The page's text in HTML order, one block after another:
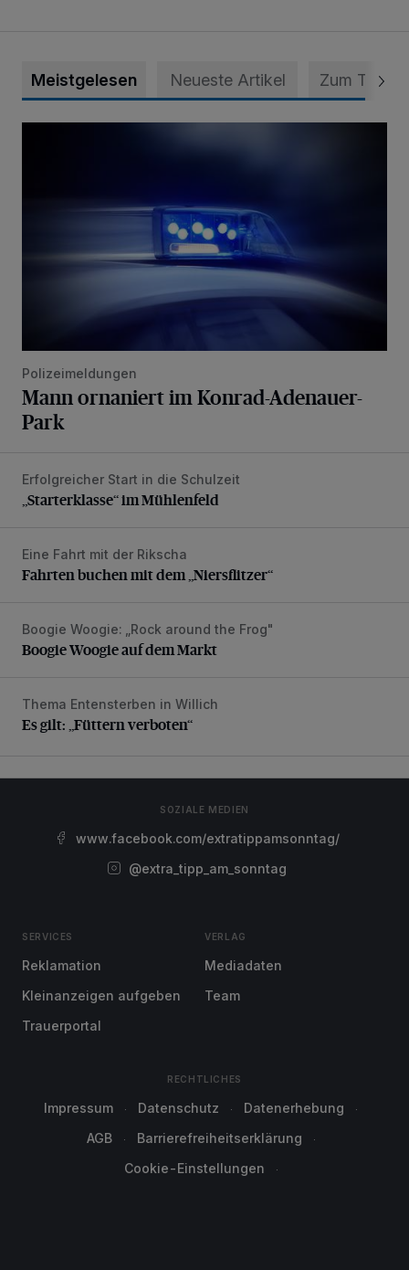
Meistgelesen Neueste Artikel Zum Thema
Polizeimeldungen
Mann ornaniert im Konrad-Adenauer-
Park
„Starterklasse“ im Mühlenfeld
Erfolgreicher Start in die Schulzeit
„Starterklasse“ im Mühlenfeld
Fahrten buchen mit dem „Niersflitzer“
Eine Fahrt mit der Rikscha
Fahrten buchen mit dem „Niersflitzer“
Boogie Woogie auf dem Markt
Boogie Woogie: „Rock around the Frog"
Boogie Woogie auf dem Markt
Es gilt: „Füttern verboten“
Thema Entensterben in Willich
Es gilt: „Füttern verboten“
SOZIALE MEDIEN
www.facebook.com/extratippamsonntag/
@extra_tipp_am_sonntag
SERVICES
Reklamation
Kleinanzeigen aufgeben
Trauerportal
VERLAG
Mediadaten
Team
RECHTLICHES
Impressum Datenschutz
Datenerhebung
AGB
Barrierefreiheitserklärung
Cookie-Einstellungen